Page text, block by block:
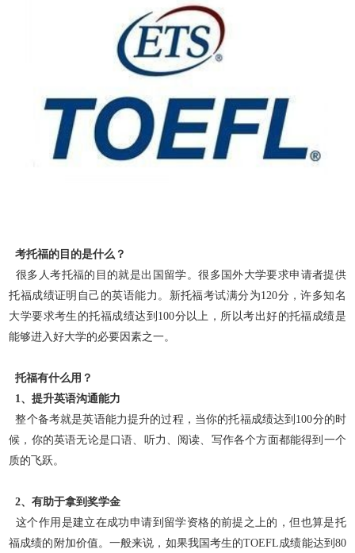
考托福的目的是什么？
很多人考托福的目的就是出国留学。很多国外大学要求申请者提供
托福成绩证明自己的英语能力。新托福考试满分为120分，许多知名
大学要求考生的托福成绩达到100分以上， 所以考出好的托福成绩是
能够进入好大学的必要因素之一。
托福有什么用？
1、提升英语沟通能力
整个备考就是英语能力提升的过程，当你的托福成绩达到100分的时
候，你的英语无论是口语、听力、阅读、写作各个方面都能得到一个
质的飞跃。
2、有助于拿到奖学金
这个作用是建立在成功申请到留学资格的前提之上的，但也算是托
福成绩的附加价值。一般来说，如果我国考生的TOEFL成绩能达到80